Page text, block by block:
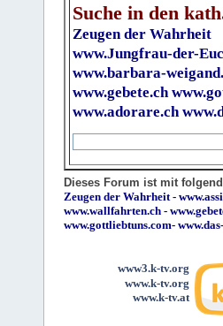
Suche in den
Zeugen der Wahrheit
www.Jungfrau-der-
www.barbara-
www.gebete.ch
www.adorare.ch
Dieses Forum ist mit
Zeugen der Wahrheit -
www.wallfahrten.ch -
www.gottliebtuns.com-
www3.k-tv.org
www.k-tv.org
www.k-tv.at